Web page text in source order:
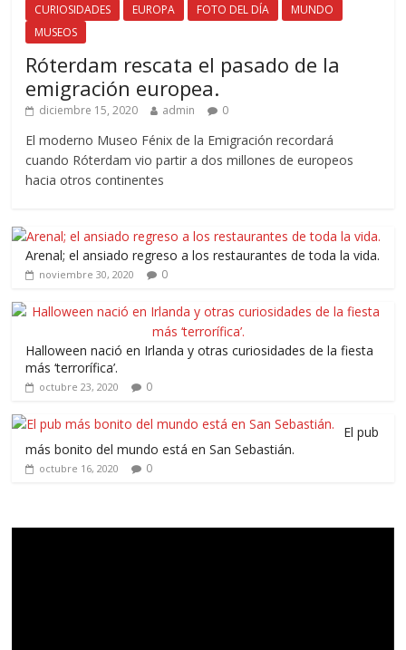
CURIOSIDADES EUROPA FOTO DEL DÍA
MUNDO
MUSEOS
Róterdam rescata el pasado de la
emigración europea.
diciembre 15, 2020 admin 0
El moderno Museo Fénix de la Emigración recordará
cuando Róterdam vio partir a dos millones de europeos
hacia otros continentes
Arenal; el ansiado regreso a los restaurantes de toda la vida.
noviembre 30, 2020 0
Halloween nació en Irlanda y otras curiosidades de la fiesta
más ‘terrorífica’.
octubre 23, 2020 0
El pub
más bonito del mundo está en San Sebastián.
octubre 16, 2020 0